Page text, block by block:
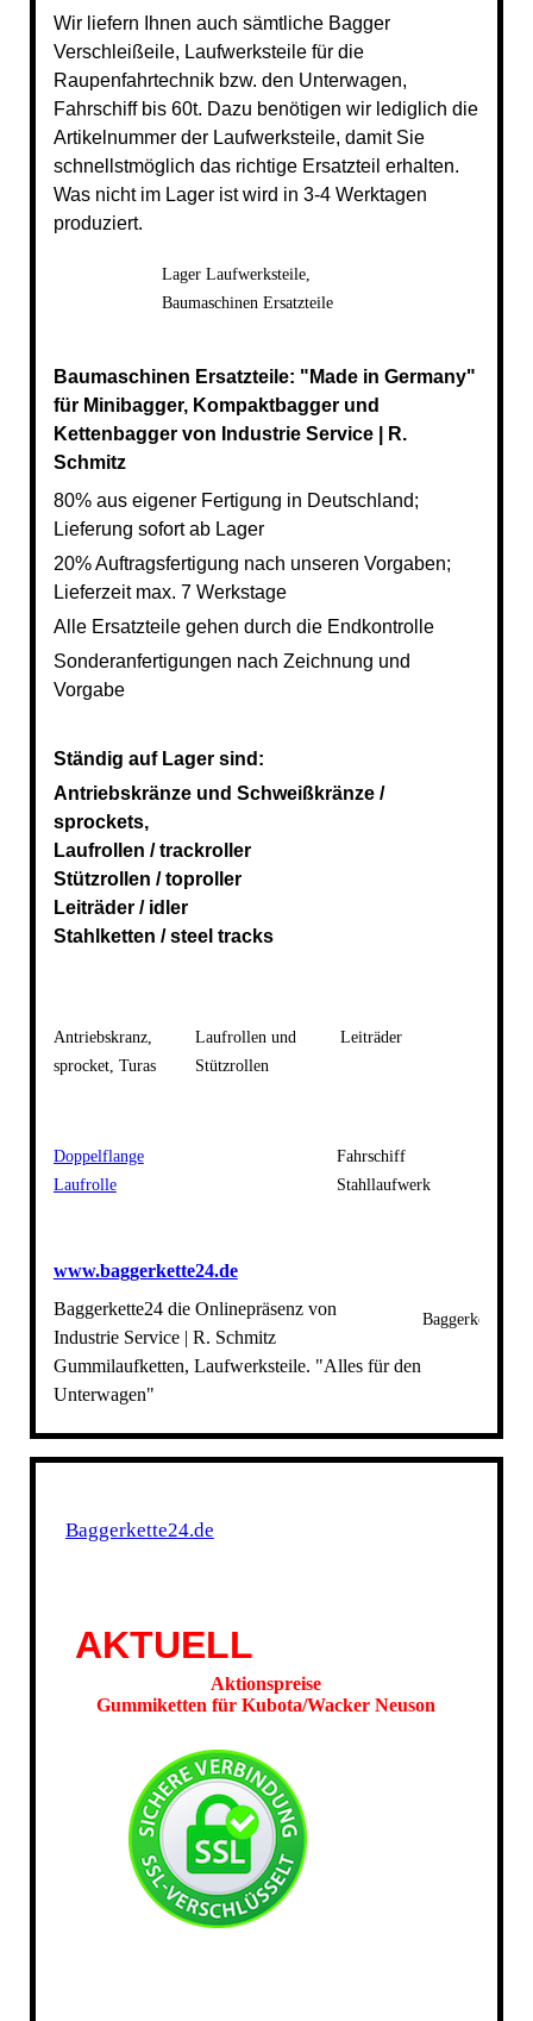
Wir liefern Ihnen auch sämtliche Bagger
Verschleißeile, Laufwerksteile für die
Raupenfahrtechnik bzw. den Unterwagen,
Fahrschiff bis 60t. Dazu benötigen wir lediglich die
Artikelnummer der Laufwerksteile, damit Sie
schnellstmöglich das richtige Ersatzteil erhalten.
Was nicht im Lager ist wird in 3-4 Werktagen
produziert.
Lager Laufwerksteile,
Baumaschinen Ersatzteile
Baumaschinen Ersatzteile: "Made in Germany"
für Minibagger, Kompaktbagger und
Kettenbagger von Industrie Service | R.
Schmitz
80% aus eigener Fertigung in Deutschland;
Lieferung sofort ab Lager
20% Auftragsfertigung nach unseren Vorgaben;
Lieferzeit max. 7 Werkstage
Alle Ersatzteile gehen durch die Endkontrolle
Sonderanfertigungen nach Zeichnung und
Vorgabe
Ständig auf Lager sind:
Antriebskränze und Schweißkränze /
sprockets,
Laufrollen / trackroller
Stützrollen / toproller
Leiträder / idler
Stahlketten / steel tracks
Antriebskranz,
sprocket, Turas
Laufrollen und
Stützrollen
Leiträder
Doppelflange
Laufrolle
Fahrschiff
Stahllaufwerk
www.baggerkette24.de
Baggerkette24
Baggerkette24 die Onlinepräsenz von
Industrie Service | R. Schmitz
Gummilaufketten, Laufwerksteile. "Alles für den
Unterwagen"
Baggerkette24.de
AKTUELL
Aktionspreise
Gummiketten für Kubota/Wacker Neuson